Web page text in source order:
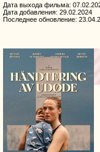
Дата выхода фильма:
Дата добавления: 29.02.2024
Последнее обновление: